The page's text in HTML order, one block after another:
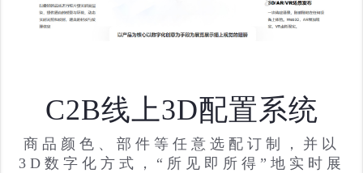
C2B线上3D配置系统
商品颜色、部件等任意选配订制，并以
3D数字化方式，“所见即所得”地实时展